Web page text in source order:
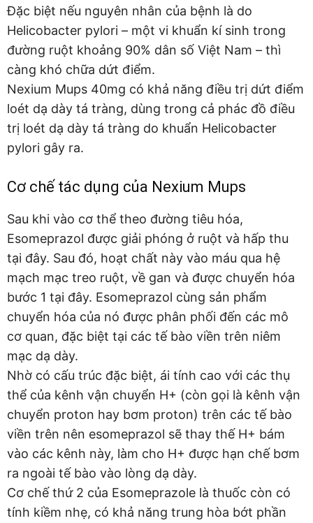
Đặc biệt nếu nguyên nhân của bệnh là do
Helicobacter pylori – một vi khuẩn kí sinh trong
đường ruột khoảng 90% dân số Việt Nam – thì
càng khó chữa dứt điểm.
Nexium Mups 40mg có khả năng điều trị dứt điểm
loét dạ dày tá tràng, dùng trong cả phác đồ điều
trị loét dạ dày tá tràng do khuẩn Helicobacter
pylori gây ra.
Cơ chế tác dụng của Nexium Mups
Sau khi vào cơ thể theo đường tiêu hóa,
Esomeprazol được giải phóng ở ruột và hấp thu
tại đây. Sau đó, hoạt chất này vào máu qua hệ
mạch mạc treo ruột, về gan và được chuyển hóa
bước 1 tại đây. Esomeprazol cùng sản phẩm
chuyển hóa của nó được phân phối đến các mô
cơ quan, đặc biệt tại các tế bào viền trên niêm
mạc dạ dày.
Nhờ có cấu trúc đặc biệt, ái tính cao với các thụ
thể của kênh vận chuyển H+ (còn gọi là kênh vận
chuyển proton hay bơm proton) trên các tế bào
viền trên nên esomeprazol sẽ thay thế H+ bám
vào các kênh này, làm cho H+ được hạn chế bơm
ra ngoài tế bào vào lòng dạ dày.
Cơ chế thứ 2 của Esomeprazole là thuốc còn có
tính kiềm nhẹ, có khả năng trung hòa bớt phần